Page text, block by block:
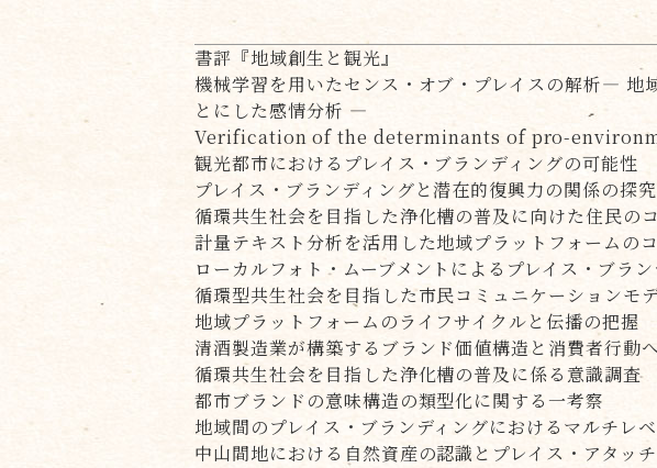
書評『地域創生と観光』
機械学習を用いたセンス・オブ・プレイスの解析― 地
とにした感情分析 ―
Verification of the determinants of pro-
観光都市におけるプレイス・ブランディングの可能性
プレイス・ブランディングと潜在的復興力の関係の探究
循環共生社会を目指した浄化槽の普及に向けた住民の
計量テキスト分析を活用した地域プラットフォームの
ローカルフォト・ムーブメントによるプレイス・ブラ
循環型共生社会を目指した市民コミュニケーションモ
地域プラットフォームのライフサイクルと伝播の把握
清酒製造業が構築するブランド価値構造と消費者行動
循環共生社会を目指した浄化槽の普及に係る意識調査
都市ブランドの意味構造の類型化に関する一考察
地域間のプレイス・ブランディングにおけるマルチレ
中山間地における自然資産の認識とプレイス・アタッ